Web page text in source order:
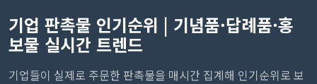
기업 판촉물 인기순위 | 기념품·답례품·홍
보물 실시간 트렌드
기업들이 실제로 주문한 판촉물을 매시간 집계해 인기순위로 보